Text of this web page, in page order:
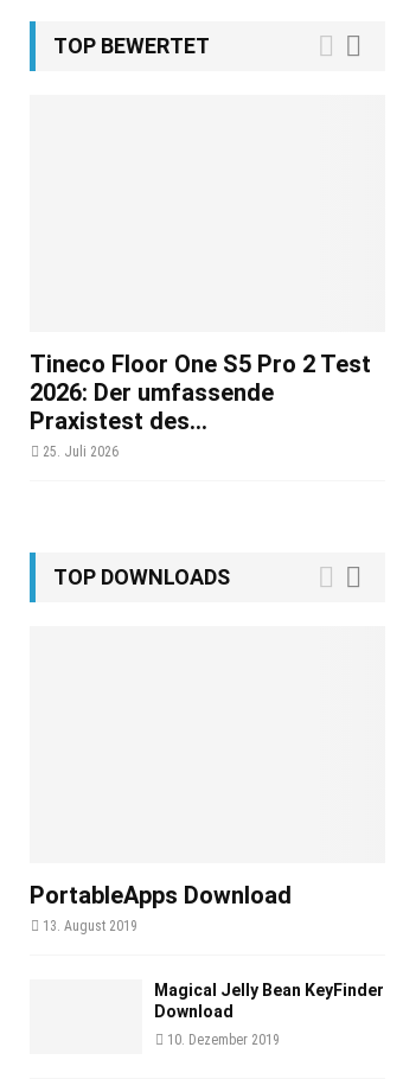
TOP BEWERTET
Tineco Floor One S5 Pro 2 Test
2026: Der umfassende
Praxistest des...
25. Juli 2026
TOP DOWNLOADS
PortableApps Download
13. August 2019
Magical Jelly Bean KeyFinder
Download
10. Dezember 2019